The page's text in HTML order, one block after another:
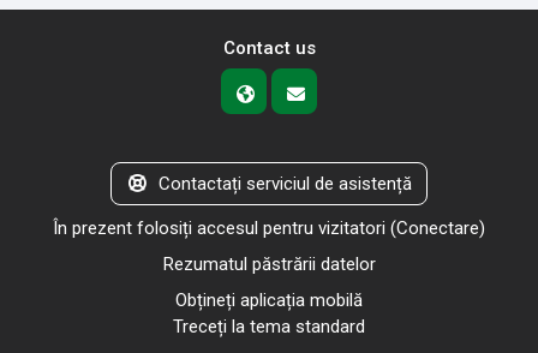
Contact us
Contactați serviciul de asistență
În prezent folosiți accesul pentru vizitatori (Conectare)
Rezumatul păstrării datelor
Obțineți aplicația mobilă
Treceți la tema standard